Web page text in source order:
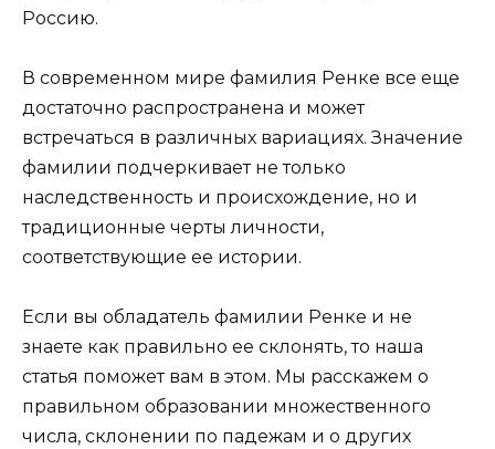
Россию.
В современном мире фамилия Ренке все еще
достаточно распространена и может
встречаться в различных вариациях. Значение
фамилии подчеркивает не только
наследственность и происхождение, но и
традиционные черты личности,
соответствующие ее истории.
Если вы обладатель фамилии Ренке и не
знаете как правильно ее склонять, то наша
статья поможет вам в этом. Мы расскажем о
правильном образовании множественного
числа, склонении по падежам и о других